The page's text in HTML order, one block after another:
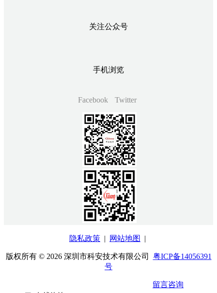
关注公众号
手机浏览
Facebook Twitter
隐私政策 | 网站地图 |
版权所有 © 2026 深圳市科安技术有限公司 粤ICP备14056391
号
留言咨询